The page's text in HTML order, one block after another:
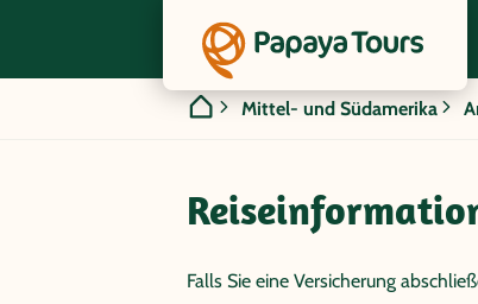
Mittel- und Südamerika
Falls Sie eine Versicherung